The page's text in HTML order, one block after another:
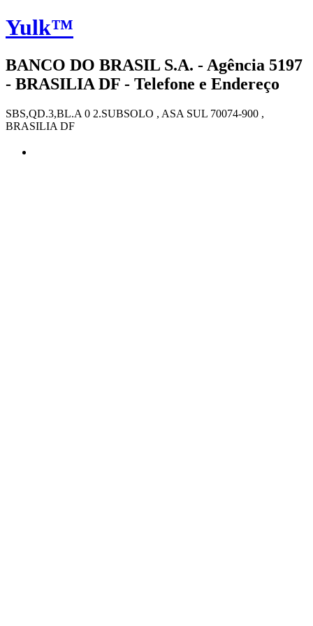
Yulk™
BANCO DO BRASIL S.A. - Agência 5197
- BRASILIA DF - Telefone e Endereço
SBS,QD.3,BL.A 0 2.SUBSOLO , ASA SUL 70074-900 ,
BRASILIA DF